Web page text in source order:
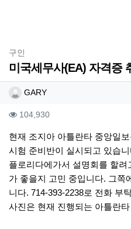
구인
미국세무사(EA) 자격증
작성자 정보
GARY작성
컨텐츠 정보
104,930조회
본문
현재 조지아 아틀란타 중앙일
시험 준비반이 실시되고 있습니
플로리다에가서 설명회를 할
가 좋을지 고민 중입니다. 그쪽
니다. 714-393-2238로 전화 부
사진은 현재 진행되는 아틀란